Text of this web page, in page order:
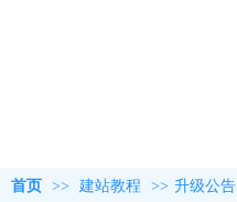
首页 >> 建站教程 >> 升级公告